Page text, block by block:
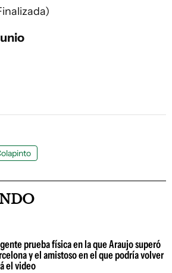
prueba física en la que Araujo superó
y el amistoso en el que podría volver
el video